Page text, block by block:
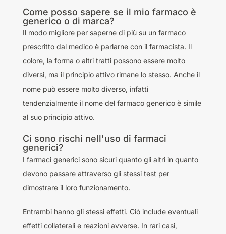
Come posso sapere se il mio farmaco è
generico o di marca?
Il modo migliore per saperne di più su un farmaco
prescritto dal medico è parlarne con il farmacista. Il
colore, la forma o altri tratti possono essere molto
diversi, ma il principio attivo rimane lo stesso. Anche il
nome può essere molto diverso, infatti
tendenzialmente il nome del farmaco generico è simile
al suo principio attivo.
Ci sono rischi nell'uso di farmaci
generici?
I farmaci generici sono sicuri quanto gli altri in quanto
devono passare attraverso gli stessi test per
dimostrare il loro funzionamento.
Entrambi hanno gli stessi effetti. Ciò include eventuali
effetti collaterali e reazioni avverse. In rari casi,